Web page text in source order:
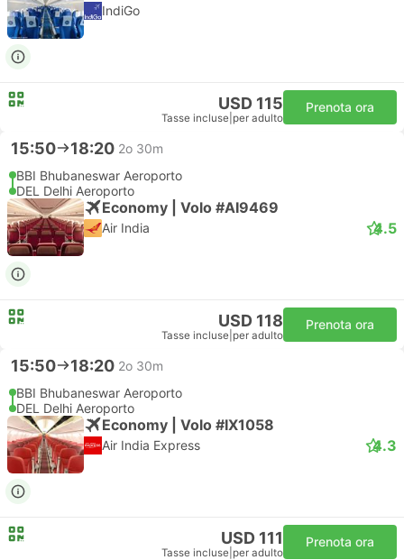
IndiGo
USD 115
Tasse incluse per adulto
Prenota ora
15:50 18:20 2o 30m
BBI Bhubaneswar Aeroporto
DEL Delhi Aeroporto
Economy | Volo #AI9469
Air India 4.5
USD 118
Tasse incluse per adulto
Prenota ora
15:50 18:20 2o 30m
BBI Bhubaneswar Aeroporto
DEL Delhi Aeroporto
Economy | Volo #IX1058
Air India Express 4.3
USD 111
Tasse incluse per adulto
Prenota ora